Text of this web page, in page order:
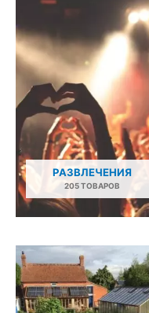
РАЗВЛЕЧЕНИЯ
205 ТОВАРОВ